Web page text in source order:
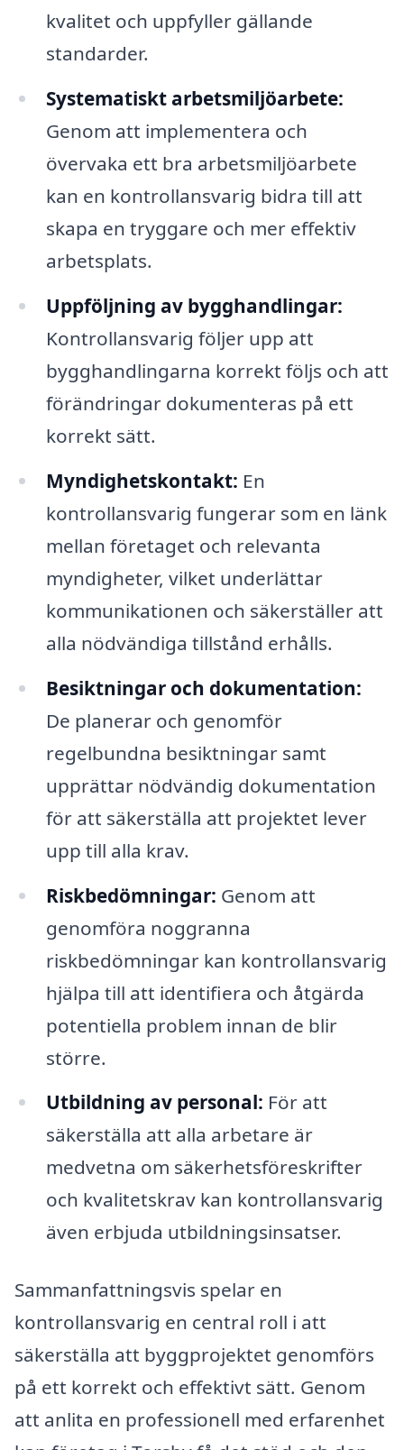
kvalitet och uppfyller gällande
standarder.
Systematiskt arbetsmiljöarbete:
Genom att implementera och
övervaka ett bra arbetsmiljöarbete
kan en kontrollansvarig bidra till att
skapa en tryggare och mer effektiv
arbetsplats.
Uppföljning av bygghandlingar:
Kontrollansvarig följer upp att
bygghandlingarna korrekt följs och att
förändringar dokumenteras på ett
korrekt sätt.
Myndighetskontakt: En
kontrollansvarig fungerar som en länk
mellan företaget och relevanta
myndigheter, vilket underlättar
kommunikationen och säkerställer att
alla nödvändiga tillstånd erhålls.
Besiktningar och dokumentation:
De planerar och genomför
regelbundna besiktningar samt
upprättar nödvändig dokumentation
för att säkerställa att projektet lever
upp till alla krav.
Riskbedömningar: Genom att
genomföra noggranna
riskbedömningar kan kontrollansvarig
hjälpa till att identifiera och åtgärda
potentiella problem innan de blir
större.
Utbildning av personal: För att
säkerställa att alla arbetare är
medvetna om säkerhetsföreskrifter
och kvalitetskrav kan kontrollansvarig
även erbjuda utbildningsinsatser.
Sammanfattningsvis spelar en
kontrollansvarig en central roll i att
säkerställa att byggprojektet genomförs
på ett korrekt och effektivt sätt. Genom
att anlita en professionell med erfarenhet